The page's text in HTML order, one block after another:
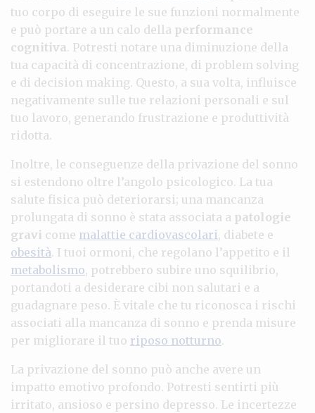
tuo corpo di eseguire le sue funzioni normalmente
e può portare a un calo della performance
cognitiva. Potresti notare una diminuzione della
tua capacità di concentrazione, di problem solving
e di decision making. Questo, a sua volta, influisce
negativamente sulle tue relazioni personali e sul
tuo lavoro, generando frustrazione e produttività
ridotta.
Inoltre, le conseguenze della privazione del sonno
si estendono oltre l’angolo psicologico. La tua
salute fisica può deteriorarsi; una mancanza
prolungata di sonno è stata associata a patologie
gravi come malattie cardiovascolari, diabete e
obesità. I tuoi ormoni, che regolano l’appetito e il
metabolismo, potrebbero subire uno squilibrio,
portandoti a desiderare cibi non salutari e a
guadagnare peso. È vitale che tu riconosca i rischi
associati alla mancanza di sonno e prenda misure
per migliorare il tuo riposo notturno.
La privazione del sonno può anche avere un
impatto emotivo profondo. Potresti sentirti più
irritato, ansioso e persino depresso. Le incertezze